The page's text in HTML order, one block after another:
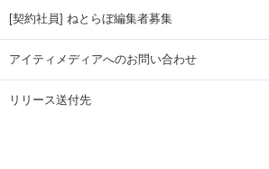
[契約社員] ねとらぼ編集者募集
アイティメディアへのお問い合わせ
リリース送付先